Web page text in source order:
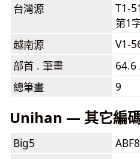
台灣源
T1-
第1
越南源
V1-
部首 . 筆畫
64.6
總筆畫
9
Unihan — 其它編
Big5
ABF8